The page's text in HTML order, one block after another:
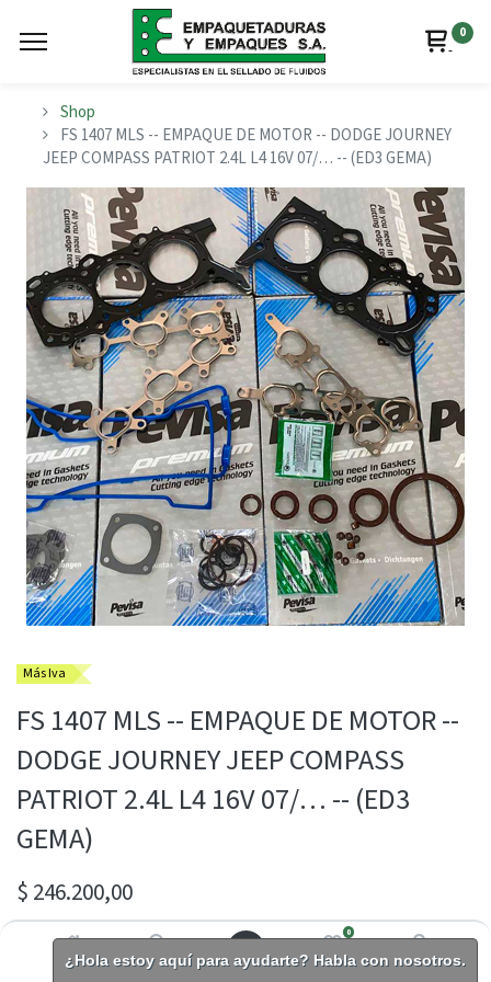
Inicio Buscar
0
Lista de
Cuenta
0
Shop
FS 1407 MLS -- EMPAQUE DE MOTOR -- DODGE JOURNEY
JEEP COMPASS PATRIOT 2.4L L4 16V 07/… -- (ED3 GEMA)
Más Iva
FS 1407 MLS -- EMPAQUE DE MOTOR --
DODGE JOURNEY JEEP COMPASS
PATRIOT 2.4L L4 16V 07/… -- (ED3
GEMA)
$ 246.200,00
COMUNICATE CON TU ASESORA DANIELA GIL ZAPATA AL 604-
¿Hola estoy aquí para ayudarte? Habla con nosotros.